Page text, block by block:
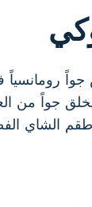
جواً من
الشاي